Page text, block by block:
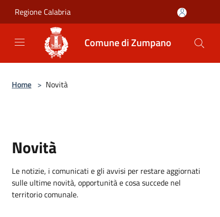
Regione Calabria
Comune di Zumpano
Home > Novità
Novità
Le notizie, i comunicati e gli avvisi per restare aggiornati
sulle ultime novità, opportunità e cosa succede nel
territorio comunale.